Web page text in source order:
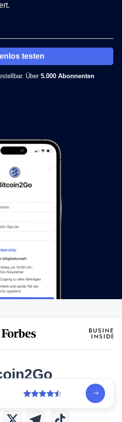
testen
Über 5.000 Abonnenten
Austauschen.